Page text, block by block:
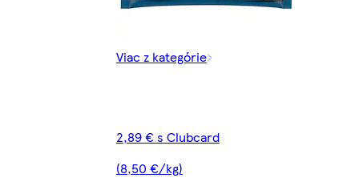
Viac z kategórie
2,89 € s Clubcard
(8,50 €/kg)